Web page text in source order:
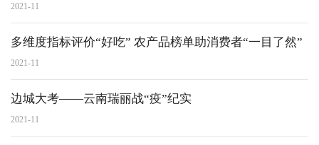
2021-11
多维度指标评价“好吃” 农产品榜单助消费者“一目了然”
2021-11
边城大考——云南瑞丽战“疫”纪实
2021-11